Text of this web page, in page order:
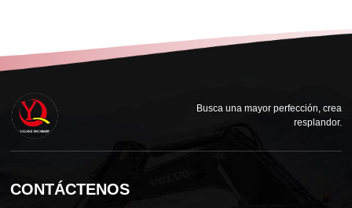
Busca una mayor perfección, crea
resplandor.
CONTÁCTENOS